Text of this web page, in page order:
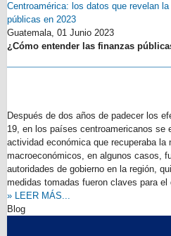
Centroamérica: los datos que revelan
públicas en 2023
Guatemala, 01 Junio 2023
¿Cómo entender las finanzas
Después de dos años de padecer los
19, en los países centroamericanos se
actividad económica que recuperaba la
macroeconómicos, en algunos casos,
autoridades de gobierno en la región,
medidas tomadas fueron claves para
» LEER MÁS...
Blog